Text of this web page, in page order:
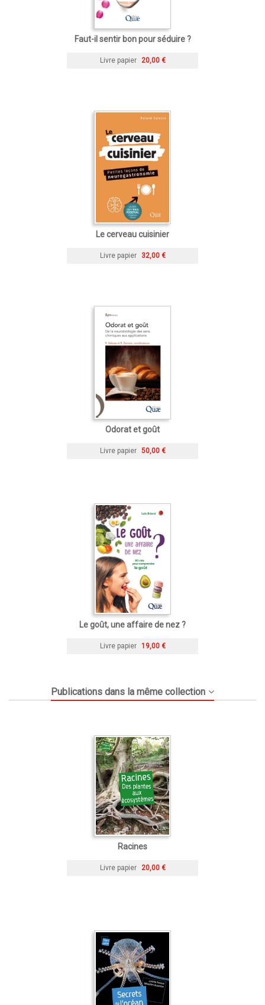
Faut-il sentir bon pour séduire ?
Livre papier 20,00 €
Le cerveau cuisinier
Livre papier 32,00 €
Odorat et goût
Livre papier 50,00 €
Le goût, une affaire de nez ?
Livre papier 19,00 €
Publications dans la même collection
Racines
Livre papier 20,00 €